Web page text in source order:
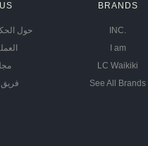
حول
فريق
BRANDS
INC.
I am
LC Waikiki
See All Brands